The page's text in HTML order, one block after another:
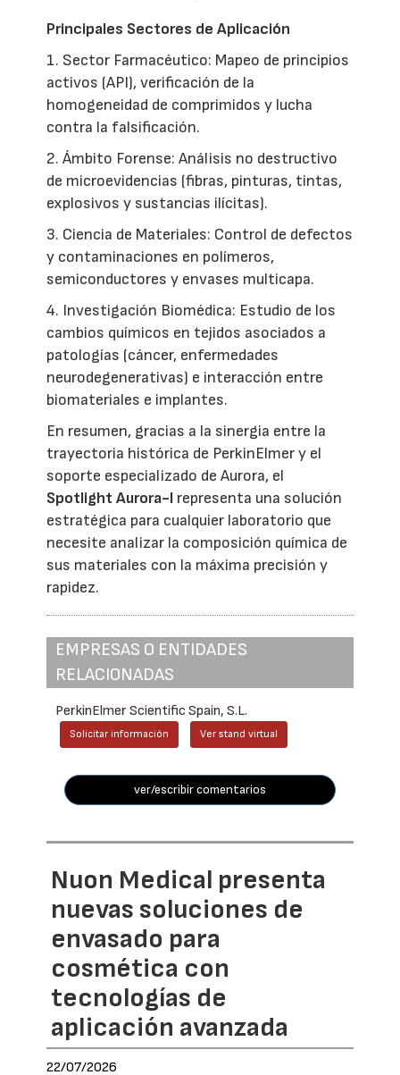
Principales Sectores de Aplicación
1. Sector Farmacéutico: Mapeo de principios
activos (API), verificación de la
homogeneidad de comprimidos y lucha
contra la falsificación.
2. Ámbito Forense: Análisis no destructivo
de microevidencias (fibras, pinturas, tintas,
explosivos y sustancias ilícitas).
3. Ciencia de Materiales: Control de defectos
y contaminaciones en polímeros,
semiconductores y envases multicapa.
4. Investigación Biomédica: Estudio de los
cambios químicos en tejidos asociados a
patologías (cáncer, enfermedades
neurodegenerativas) e interacción entre
biomateriales e implantes.
En resumen, gracias a la sinergia entre la
trayectoria histórica de PerkinElmer y el
soporte especializado de Aurora, el
Spotlight Aurora-I representa una solución
estratégica para cualquier laboratorio que
necesite analizar la composición química de
sus materiales con la máxima precisión y
rapidez.
EMPRESAS O ENTIDADES
RELACIONADAS
PerkinElmer Scientific Spain, S.L.
Solicitar información Ver stand virtual
ver/escribir comentarios
Nuon Medical presenta
nuevas soluciones de
envasado para
cosmética con
tecnologías de
aplicación avanzada
22/07/2026